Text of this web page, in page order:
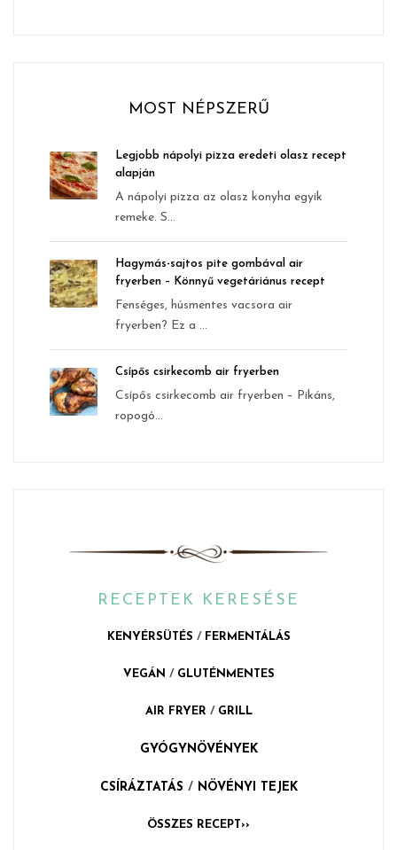
MOST NÉPSZERŰ
Legjobb nápolyi pizza eredeti olasz recept
alapján
A nápolyi pizza az olasz konyha egyik
remeke. S...
Hagymás-sajtos pite gombával air
fryerben – Könnyű vegetáriánus recept
Fenséges, húsmentes vacsora air
fryerben? Ez a ...
Csípős csirkecomb air fryerben
Csípős csirkecomb air fryerben – Pikáns,
ropogó...
RECEPTEK KERESÉSE
KENYÉRSÜTÉS / FERMENTÁLÁS
VEGÁN / GLUTÉNMENTES
AIR FRYER / GRILL
GYÓGYNÖVÉNYEK
CSÍRÁZTATÁS / NÖVÉNYI TEJEK
ÖSSZES RECEPT››